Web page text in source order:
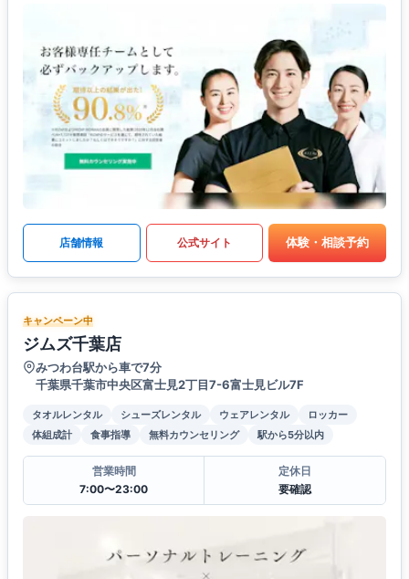
店舗情報 公式サイト 体験・相談予約
キャンペーン中
ジムズ千葉店
みつわ台駅から車で7分
千葉県千葉市中央区富士見2丁目7-6​富士見ビル7F
タオルレンタル シューズレンタル ウェアレンタル
ロッカー
体組成計
食事指導 無料カウンセリング 駅から5分以内
営業時間
7:00〜23:00
定休日
要確認